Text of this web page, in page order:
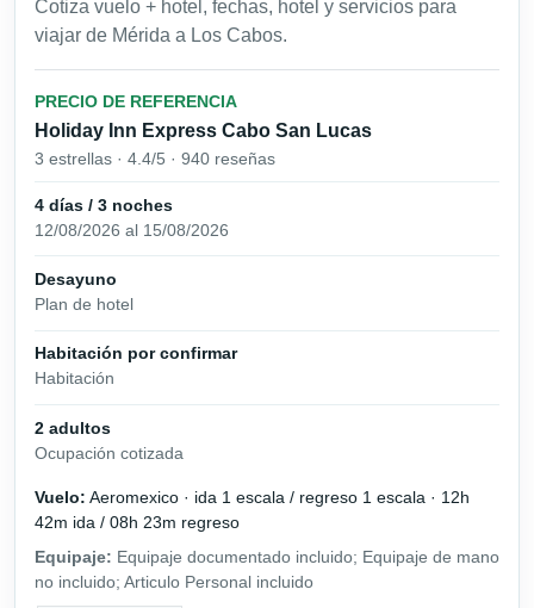
Cotiza vuelo + hotel, fechas, hotel y servicios para
viajar de Mérida a Los Cabos.
PRECIO DE REFERENCIA
Holiday Inn Express Cabo San Lucas
3 estrellas · 4.4/5 · 940 reseñas
4 días / 3 noches
12/08/2026 al 15/08/2026
Desayuno
Plan de hotel
Habitación por confirmar
Habitación
2 adultos
Ocupación cotizada
Vuelo: Aeromexico · ida 1 escala / regreso 1 escala · 12h
42m ida / 08h 23m regreso
Equipaje: Equipaje documentado incluido; Equipaje de mano
no incluido; Articulo Personal incluido